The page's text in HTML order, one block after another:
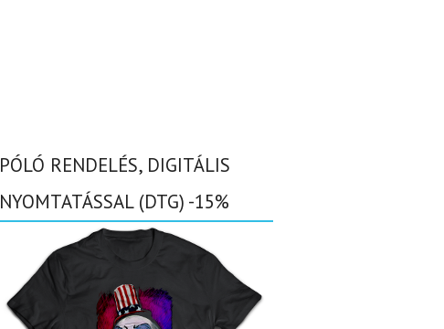
PÓLÓ RENDELÉS, DIGITÁLIS
NYOMTATÁSSAL (DTG) -15%